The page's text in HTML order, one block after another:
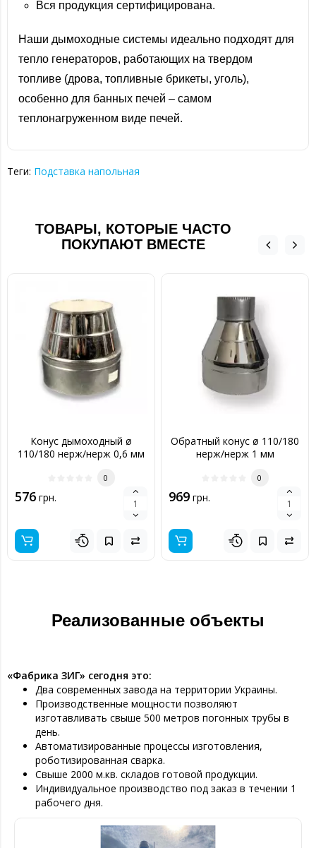
Вся продукция сертифицирована.
Наши дымоходные системы идеально подходят для
тепло генераторов, работающих на твердом
топливе (дрова, топливные брикеты, уголь),
особенно для банных печей – самом
теплонагруженном виде печей.
Теги: Подставка напольная
ТОВАРЫ, КОТОРЫЕ ЧАСТО
ПОКУПАЮТ ВМЕСТЕ
Конус дымоходный ø
110/180 нерж/нерж 0,6 мм
0
576 грн.
Обратный конус ø 110/180
нерж/нерж 1 мм
0
969 грн.
Реализованные объекты
«Фабрика ЗИГ» сегодня это:
Два современных завода на территории Украины.
Производственные мощности позволяют
изготавливать свыше 500 метров погонных трубы в
день.
Автоматизированные процессы изготовления,
роботизированная сварка.
Свыше 2000 м.кв. складов готовой продукции.
Индивидуальное производство под заказ в течении 1
рабочего дня.